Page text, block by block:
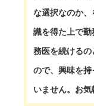
な選択なのか
識を得た上で
務医を続ける
ので、興味を
いません。お気